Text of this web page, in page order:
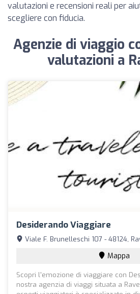
valutazioni e recensioni reali per
scegliere con fiducia.
Agenzie di viaggio
valutazioni a
Desiderando Viaggiare
Viale F. Brunelleschi 107 - 48124,
Mappa
Scopri l'emozione di viaggiare con
nostra agenzia di viaggi situata a